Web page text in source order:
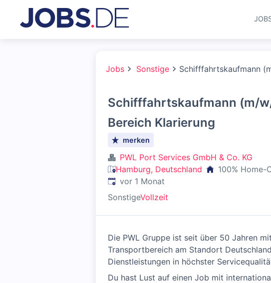
Jobs Sonstige Schifffahrtskaufmann
Schifffahrtskaufmann (m/
Bereich Klarierung
merken
PWL Port Services GmbH & Co. KG
Hamburg, Deutschland
100% Home-
Veröffentlicht:
vor 1 Monat
SonstigeVollzeit
Die PWL Gruppe ist seit über 50 Jahren
Transportbereich am Standort
Dienstleistungen in höchster
Du hast Lust auf einen Job mit